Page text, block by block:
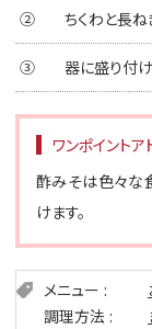
② ちくわと長
③ 器に盛り付け
ワンポイントア
酢みそは色々な
けます。
メニュー
調理方法